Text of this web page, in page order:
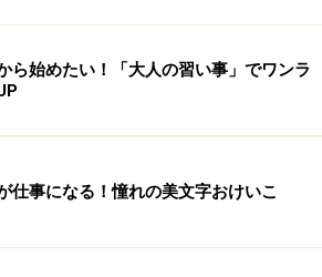
匠をはじめ、いろいろなスタイルが
ため、生活空間に活かせる華道・生
自分に合った流派を見つけ
ら始めたい！「大人の習い事」でワンラ
仕事になる！憧れの美文字おけいこ